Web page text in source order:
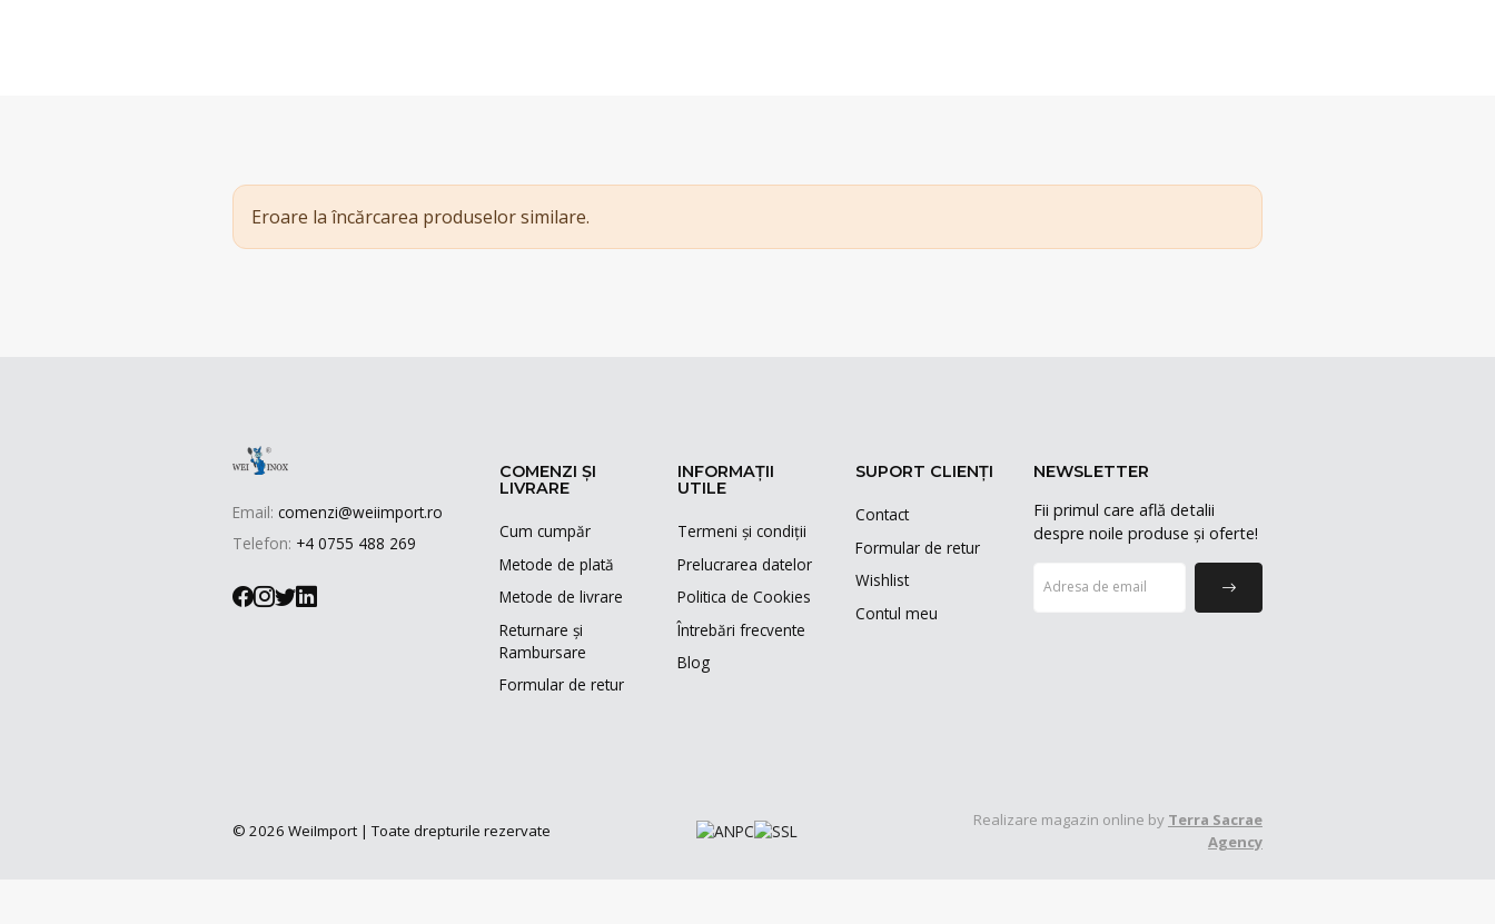
Eroare la încărcarea produselor similare.
Email: comenzi@weiimport.ro
Telefon: +4 0755 488 269
COMENZI ȘI
LIVRARE
Cum cumpăr
Metode de plată
Metode de livrare
Returnare și
Rambursare
Formular de retur
INFORMAȚII
UTILE
Termeni și condiții
Prelucrarea datelor
Politica de Cookies
Întrebări frecvente
Blog
SUPORT CLIENȚI
Contact
Formular de retur
Wishlist
Contul meu
NEWSLETTER
Fii primul care află detalii
despre noile produse și oferte!
© 2026 WeiImport | Toate drepturile rezervate
Realizare magazin online by Terra Sacrae
Agency